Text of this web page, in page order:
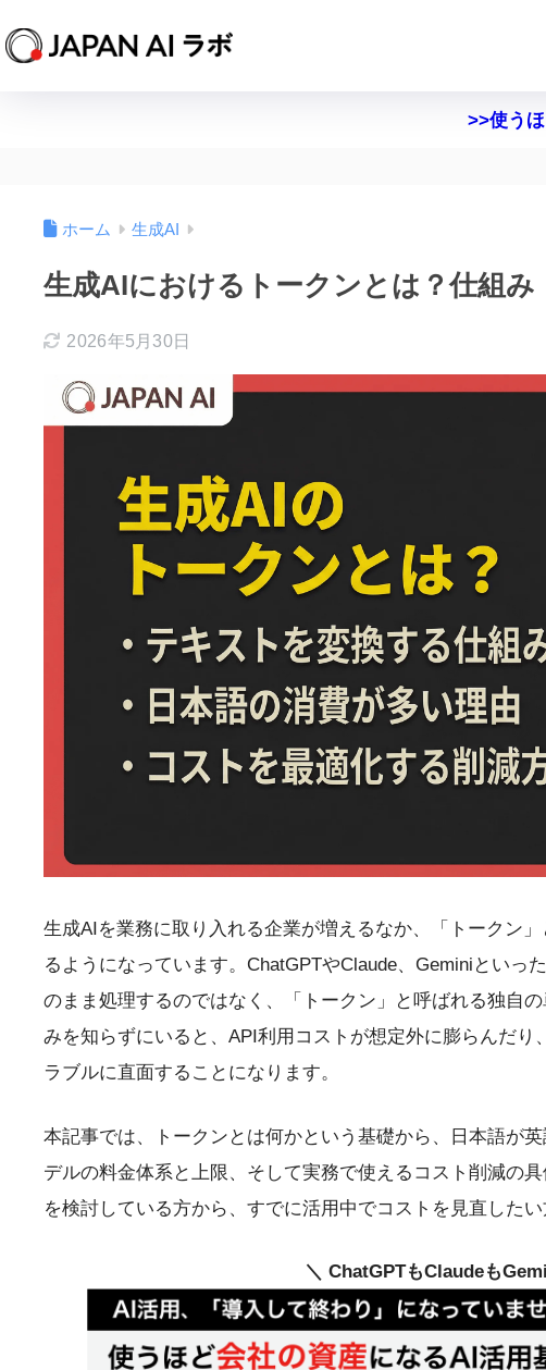
>>使う
ホーム 生成AI
生成AIにおけるトークンとは？仕組
2026年5月30日
生成AIを業務に取り入れる企業が増えるなか、「トークン
るようになっています。ChatGPTやClaude、Geminiといっ
のまま処理するのではなく、「トークン」と呼ばれる独自
みを知らずにいると、API利用コストが想定外に膨らんだ
ラブルに直面することになります。
本記事では、トークンとは何かという基礎から、日本語が
デルの料金体系と上限、そして実務で使えるコスト削減の
を検討している方から、すでに活用中でコストを見直したい
＼ ChatGPTもClaudeも